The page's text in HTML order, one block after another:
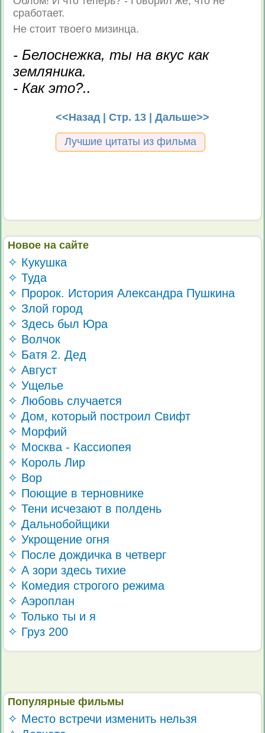
сработает.
Не стоит твоего мизинца.
- Белоснежка, ты на вкус как
земляника.
- Как это?..
<<Назад | Стр. 13 | Дальше>>
Лучшие цитаты из фильма
Новое на сайте
✧ Кукушка
✧ Туда
✧ Пророк. История Александра Пушкина
✧ Злой город
✧ Здесь был Юра
✧ Волчок
✧ Батя 2. Дед
✧ Август
✧ Ущелье
✧ Любовь случается
✧ Дом, который построил Свифт
✧ Морфий
✧ Москва - Кассиопея
✧ Король Лир
✧ Вор
✧ Поющие в терновнике
✧ Тени исчезают в полдень
✧ Дальнобойщики
✧ Укрощение огня
✧ После дождичка в четверг
✧ А зори здесь тихие
✧ Комедия строгого режима
✧ Аэроплан
✧ Только ты и я
✧ Груз 200
Популярные фильмы
✧ Место встречи изменить нельзя